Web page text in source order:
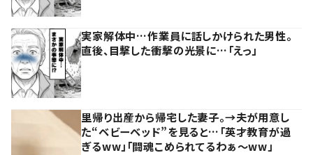
実家解体中…作業員に話しかけられた男性。
直後、目撃した衝撃の光景に…「えっ」
里帰り出産から帰宅した妻子。→夫が用意し
た“ベビーベッド”を見ると…「英才教育が過
ぎるww」「闘魂こめられてるわぁ～ww」